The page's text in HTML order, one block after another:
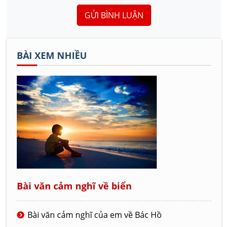
GỬI BÌNH LUẬN
BÀI XEM NHIỀU
Bài văn cảm nghĩ về biển
Bài văn cảm nghĩ của em về Bác Hồ